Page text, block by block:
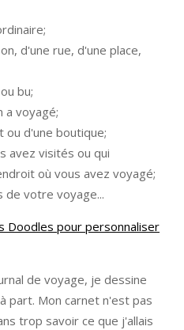
d'une rue, d'une place,
bu;
a voyagé;
ou d'une boutique;
avez visités ou qui
où vous avez voyagé;
de votre voyage...
Doodles pour personnaliser
de voyage, je dessine
part. Mon carnet n'est pas
trop savoir ce que j'allais